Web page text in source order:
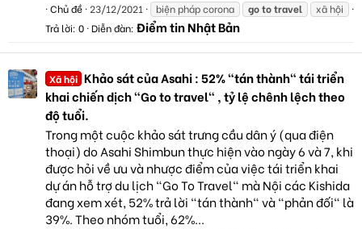
Chủ đề 23/12/2021 biện pháp corona gototravel
xã hội
Trả lời: 0 Diễn đàn: Điểm tin Nhật Bản
Xã hội Khảo sát của Asahi : 52% "tán thành" tái triển
khai chiến dịch "Go to travel" , tỷ lệ chênh lệch theo
độ tuổi.
Trong một cuộc khảo sát trưng cầu dân ý (qua điện
thoại) do Asahi Shimbun thực hiện vào ngày 6 và 7, khi
được hỏi về ưu và nhược điểm của việc tái triển khai
dự án hỗ trợ du lịch "Go To Travel" mà Nội các Kishida
đang xem xét, 52% trả lời "tán thành" và "phản đối" là
39%. Theo nhóm tuổi, 62%...